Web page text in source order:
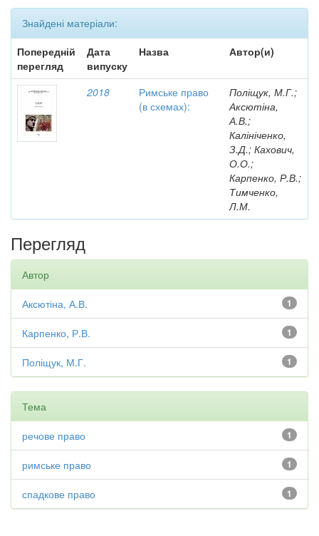
Знайдені матеріали:
Попередній
перегляд
Дата
випуску
Назва Автор(и)
2018
Римське право
(в схемах):
Поліщук, М.Г.;
Аксютіна,
А.В.;
Калініченко,
З.Д.; Кахович,
О.О.;
Карпенко, Р.В.;
Тимченко,
Л.М.
Перегляд
Автор
1
Аксютіна, А.В.
1
Карпенко, Р.В.
1
Поліщук, М.Г.
Тема
1
речове право
1
римське право
1
спадкове право